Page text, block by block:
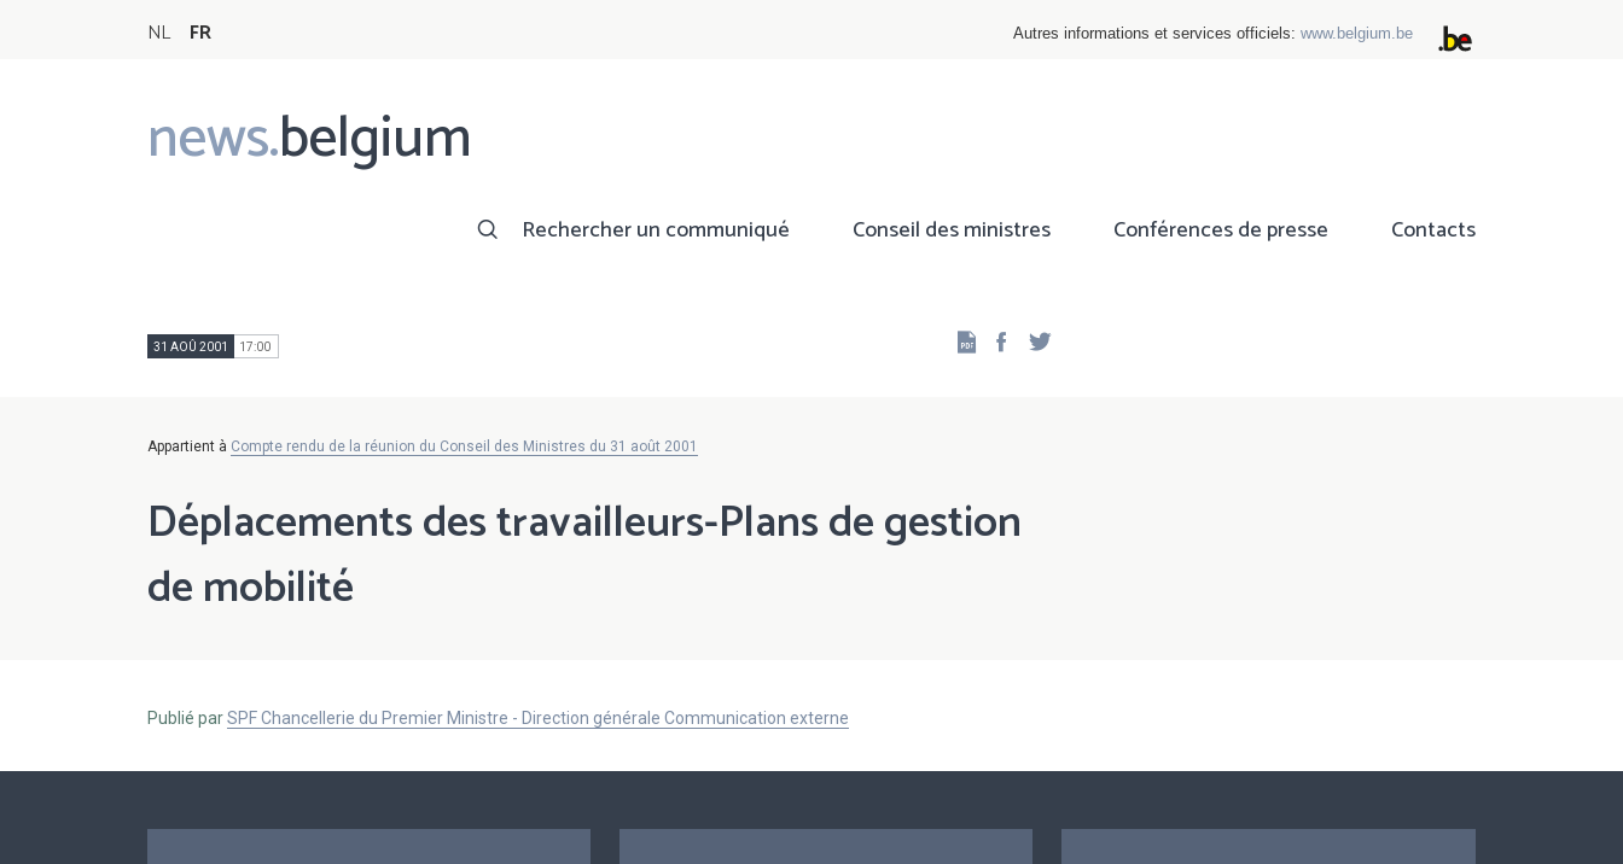
NL FR Autres informations et services officiels: www.belgium.be
news.belgium
Main
navigation
Rechercher un communiqué Conseil des ministres Conférences de presse Contacts
31 AOÛ 2001 17:00 Facebook
Appartient à Compte rendu de la réunion du Conseil des Ministres du 31 août 2001
Déplacements des travailleurs-Plans de gestion
de mobilité
Publié parSPF Chancellerie du Premier Ministre - Direction générale Communication externe